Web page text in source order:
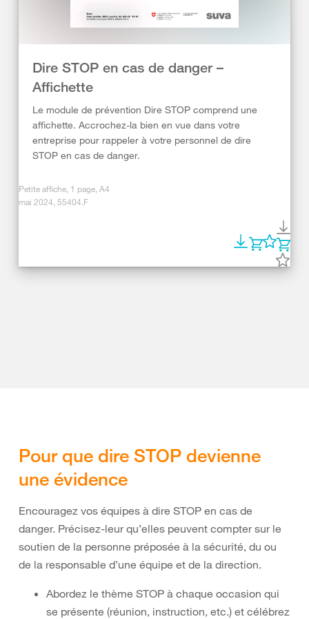
Dire STOP en cas de danger –
Affichette
Le module de prévention Dire STOP comprend une
affichette. Accrochez-la bien en vue dans votre
entreprise pour rappeler à votre personnel de dire
STOP en cas de danger.
Petite affiche, 1 page, A4
mai 2024, 55404.F
Pour que dire STOP devienne
une évidence
Encouragez vos équipes à dire STOP en cas de
danger. Précisez-leur qu’elles peuvent compter sur le
soutien de la personne préposée à la sécurité, du ou
de la responsable d’une équipe et de la direction.
Abordez le thème STOP à chaque occasion qui
se présente (réunion, instruction, etc.) et célébrez